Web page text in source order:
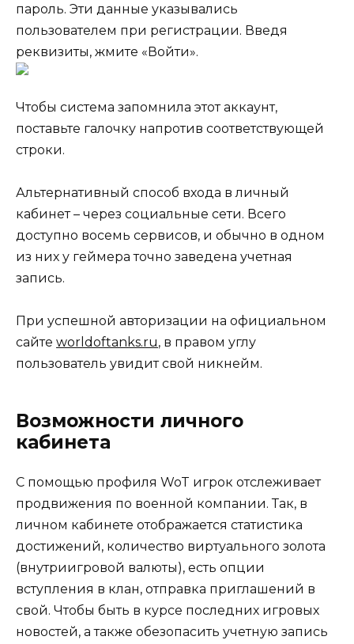
пароль. Эти данные указывались
пользователем при регистрации. Введя
реквизиты, жмите «Войти».
Чтобы система запомнила этот аккаунт,
поставьте галочку напротив соответствующей
строки.
Альтернативный способ входа в личный
кабинет – через социальные сети. Всего
доступно восемь сервисов, и обычно в одном
из них у геймера точно заведена учетная
запись.
При успешной авторизации на официальном
сайте worldoftanks.ru, в правом углу
пользователь увидит свой никнейм.
Возможности личного
кабинета
С помощью профиля WoT игрок отслеживает
продвижения по военной компании. Так, в
личном кабинете отображается статистика
достижений, количество виртуального золота
(внутриигровой валюты), есть опции
вступления в клан, отправка приглашений в
свой. Чтобы быть в курсе последних игровых
новостей, а также обезопасить учетную запись